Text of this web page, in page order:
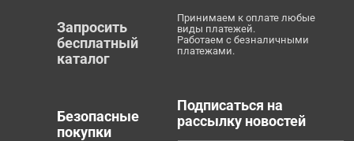
Запросить
бесплатный
каталог
Принимаем к оплате любые
виды платежей.
Работаем с безналичными
платежами.
Безопасные
покупки
Подписаться на
рассылку новостей